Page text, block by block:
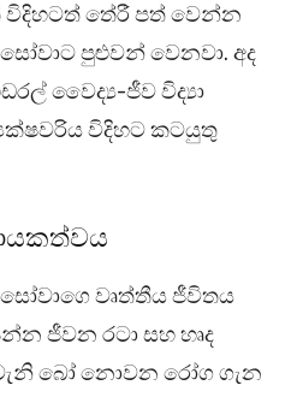
විදිහටත් තේරී පත් වෙන්න
පුළුවන් වෙනවා. අද
වෛද්‍ය-ජීව විද්‍යා
විදිහට කටයුතු
වෘත්තීය ජීවිතය
ජීවන රටා සහ හෘද
බෝ නොවන රෝග ගැන